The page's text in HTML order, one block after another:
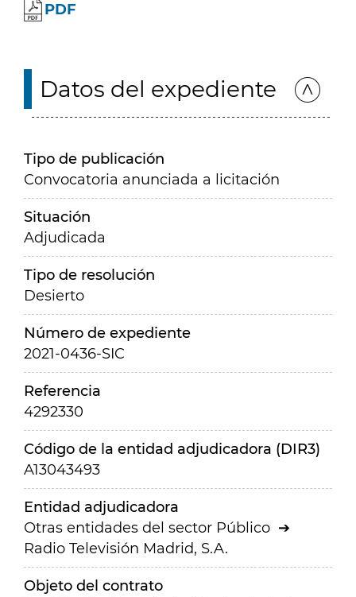
PDF
Datos del expediente
Tipo de publicación
Convocatoria anunciada a licitación
Situación
Adjudicada
Tipo de resolución
Desierto
Número de expediente
2021-0436-SIC
Referencia
4292330
Código de la entidad adjudicadora (DIR3)
A13043493
Entidad adjudicadora
Otras entidades del sector Público
Radio Televisión Madrid, S.A.
Objeto del contrato